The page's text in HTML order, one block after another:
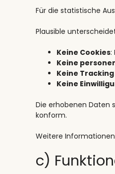
Für die statistische
Plausible
Keine Cookies:
Keine
Keine
Keine
Die erhobenen Daten
konform.
Weitere
c)